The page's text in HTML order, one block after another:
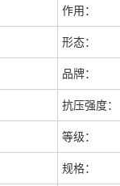
作用：
形态：
品牌：
抗压强度：
等级：
规格：